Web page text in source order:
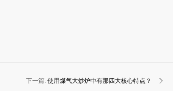
下一篇: 使用煤气大炒炉中有那四大核心特点？